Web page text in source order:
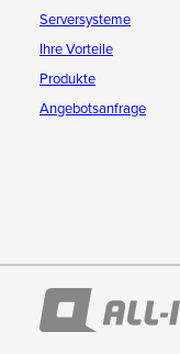
Serversysteme
Ihre Vorteile
Produkte
Angebotsanfrage